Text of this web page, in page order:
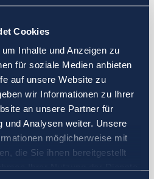
Cookies
Inhalte und Anzeigen zu
für soziale Medien anbieten
auf unsere Website zu
wir Informationen zu Ihrer
an unsere Partner für
und Analysen weiter. Unsere
möglicherweise mit
die Sie ihnen bereitgestellt